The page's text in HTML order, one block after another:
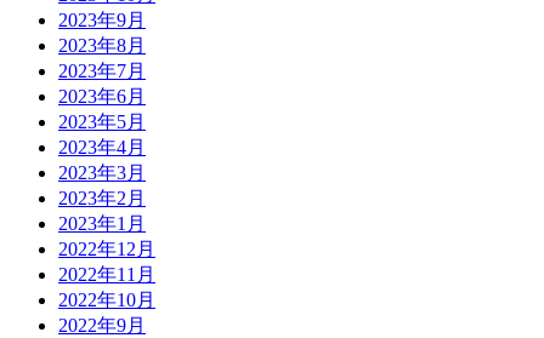
2023年9月
2023年8月
2023年7月
2023年6月
2023年5月
2023年4月
2023年3月
2023年2月
2023年1月
2022年12月
2022年11月
2022年10月
2022年9月